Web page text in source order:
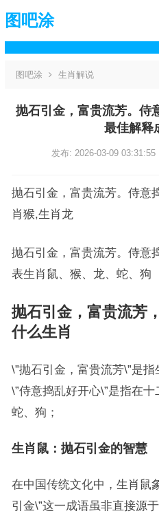
图吧涂
图吧涂 生肖解说
抛石引金，富贵流芳。侍
最佳解释
发布: 2026-03-09 03:31:55
抛石引金，富贵流芳。侍意
肖猴,生肖龙
抛石引金，富贵流芳。侍意
表生肖鼠、猴、龙、蛇、狗
抛石引金，富贵流芳
什么生肖
\”抛石引金，富贵流芳\”是
\”侍意捣乱好开心\”是指在十
蛇、狗；
生肖鼠：抛石引金的智慧
在中国传统文化中，生肖鼠
引金\”这一成语虽非直接源